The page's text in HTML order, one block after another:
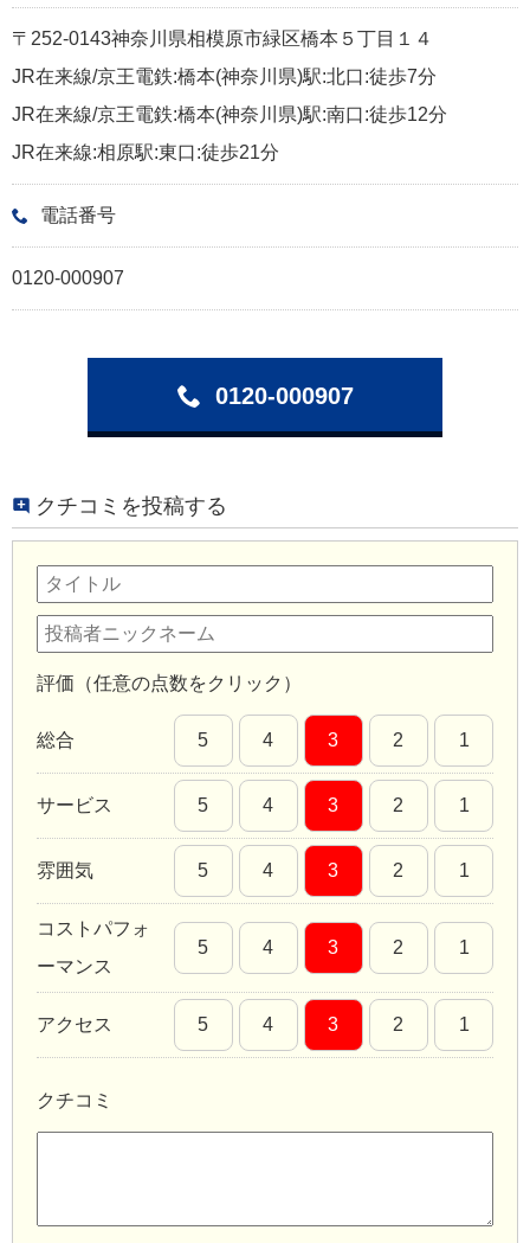
〒252-0143神奈川県相模原市緑区橋本５丁目１４
JR在来線/京王電鉄:橋本(神奈川県)駅:北口:徒歩7分
JR在来線/京王電鉄:橋本(神奈川県)駅:南口:徒歩12分
JR在来線:相原駅:東口:徒歩21分
電話番号
0120-000907
0120-000907
クチコミを投稿する
評価（任意の点数をクリック）
総合 5 4 3 2 1
サービス 5 4 3 2 1
雰囲気 5 4 3 2 1
コストパフォ
ーマンス
5 4 3 2 1
アクセス 5 4 3 2 1
クチコミ